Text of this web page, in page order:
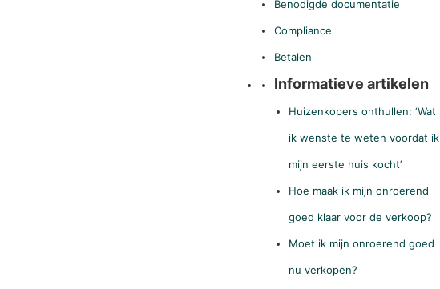
Benodigde documentatie
Compliance
Betalen
Informatieve artikelen
Huizenkopers onthullen: ‘Wat
ik wenste te weten voordat ik
mijn eerste huis kocht’
Hoe maak ik mijn onroerend
goed klaar voor de verkoop?
Moet ik mijn onroerend goed
nu verkopen?